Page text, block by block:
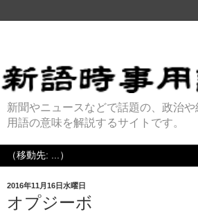
新聞やニュースなどで話題の、政治
用語の意味を解説するサイトです。
2016年11月16日水曜日
オプジーボ